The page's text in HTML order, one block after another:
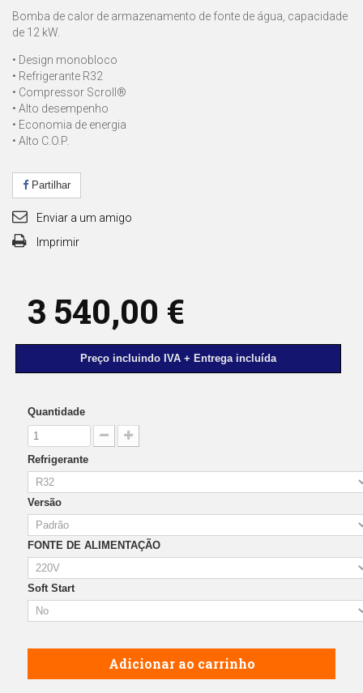
Bomba de calor de armazenamento de fonte de água, capacidade
de 12 kW.
• Design monobloco
• Refrigerante R32
• Compressor Scroll®
• Alto desempenho
• Economia de energia
• Alto C.O.P.
Partilhar
Enviar a um amigo
Imprimir
3 540,00 €
Preço incluindo IVA + Entrega incluída
Quantidade
Refrigerante
Versão
FONTE DE ALIMENTAÇÃO
Soft Start
Adicionar ao carrinho